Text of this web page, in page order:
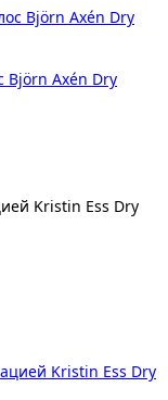
Björn Axén Dry
Kristin Ess Dry